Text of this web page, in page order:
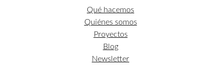
Qué hacemos
Quiénes somos
Proyectos
Blog
Newsletter